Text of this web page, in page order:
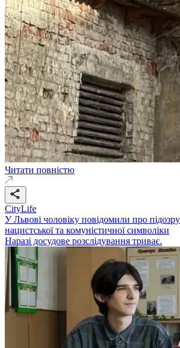
Читати повністю
CityLife
У Львові чоловіку повідомили про
нацистської та комуністичної символіки
Наразі досудове розслідування триває.